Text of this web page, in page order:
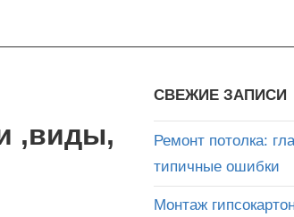
,виды,
СВЕЖИЕ ЗАПИСИ
Ремонт потолка:
типичные ошибки
Монтаж